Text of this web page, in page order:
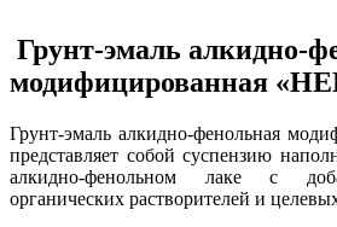
Грунт-эмаль алкидно-
модифицированная
Грунт-эмаль алкидно-фенольная
представляет собой суспензию
алкидно-фенольном лаке с
органических растворителей и